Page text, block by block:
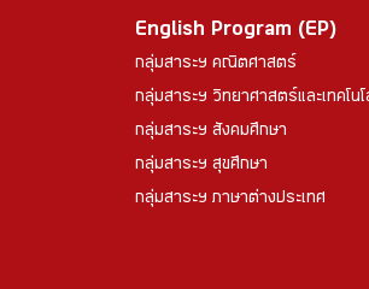
English Program (EP)
กลุ่มสาระฯ คณิตศาสตร์
กลุ่มสาระฯ วิทยาศาสตร์และเทคโนโ
กลุ่มสาระฯ สังคมศึกษา
กลุ่มสาระฯ สุขศึกษา
กลุ่มสาระฯ ภาษาต่างประเทศ